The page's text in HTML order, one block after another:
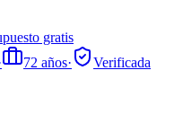
gratis
72 años·
Verificada